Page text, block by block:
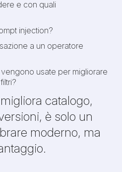
e con quali
injection?
a un operatore
usate per migliorare
catalogo,
è solo un
moderno, ma